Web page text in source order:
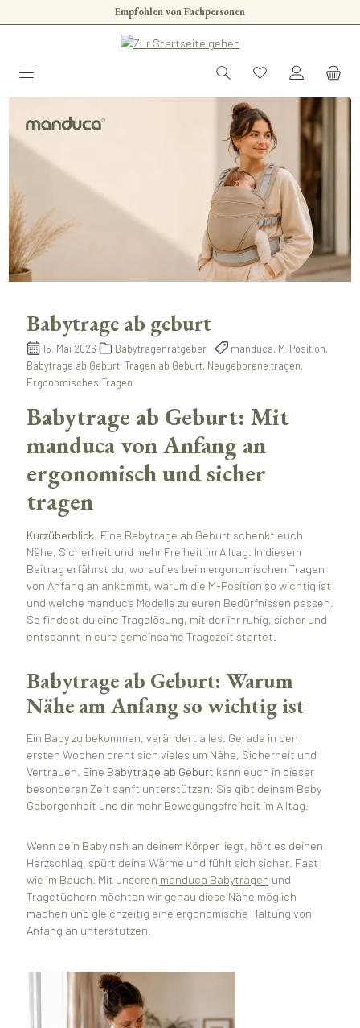
Zum Hauptinhalt springenEmpfohlen von Fachpersonen
Babytrage ab geburt
15. Mai 2026 Babytragenratgeber
manduca, M-Position,
Babytrage ab Geburt, Tragen ab Geburt, Neugeborene tragen,
Ergonomisches Tragen
Babytrage ab Geburt: Mit
manduca von Anfang an
ergonomisch und sicher
tragen
Kurzüberblick: Eine Babytrage ab Geburt schenkt euch
Nähe, Sicherheit und mehr Freiheit im Alltag. In diesem
Beitrag erfährst du, worauf es beim ergonomischen Tragen
von Anfang an ankommt, warum die M-Position so wichtig ist
und welche manduca Modelle zu euren Bedürfnissen passen.
So findest du eine Tragelösung, mit der ihr ruhig, sicher und
entspannt in eure gemeinsame Tragezeit startet.
Babytrage ab Geburt: Warum
Nähe am Anfang so wichtig ist
Ein Baby zu bekommen, verändert alles. Gerade in den
ersten Wochen dreht sich vieles um Nähe, Sicherheit und
Vertrauen. Eine Babytrage ab Geburt kann euch in dieser
besonderen Zeit sanft unterstützen: Sie gibt deinem Baby
Geborgenheit und dir mehr Bewegungsfreiheit im Alltag.
Wenn dein Baby nah an deinem Körper liegt, hört es deinen
Herzschlag, spürt deine Wärme und fühlt sich sicher. Fast
wie im Bauch. Mit unseren manduca Babytragen und
Tragetüchern möchten wir genau diese Nähe möglich
machen und gleichzeitig eine ergonomische Haltung von
Anfang an unterstützen.